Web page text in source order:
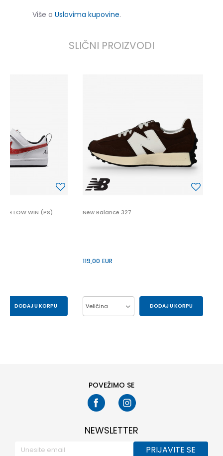
Više o Uslovima kupovine.
SLIČNI PROIZVODI
LOW WIN (PS)
DODAJ U KORPU
New Balance 327
119,00 EUR
Veličina DODAJ U KORPU
POVEŽIMO SE
NEWSLETTER
PRIJAVITE SE